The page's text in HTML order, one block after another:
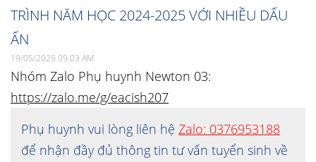
TRÌNH NĂM HỌC 2024-2025 VỚI NHIỀU DẤU
ẤN
19/05/2025 09:03 AM
Nhóm Zalo Phụ huynh Newton 03:
https://zalo.me/g/eacish207
Phụ huynh vui lòng liên hệ Zalo: 0376953188
để nhận đầy đủ thông tin tư vấn tuyển sinh về